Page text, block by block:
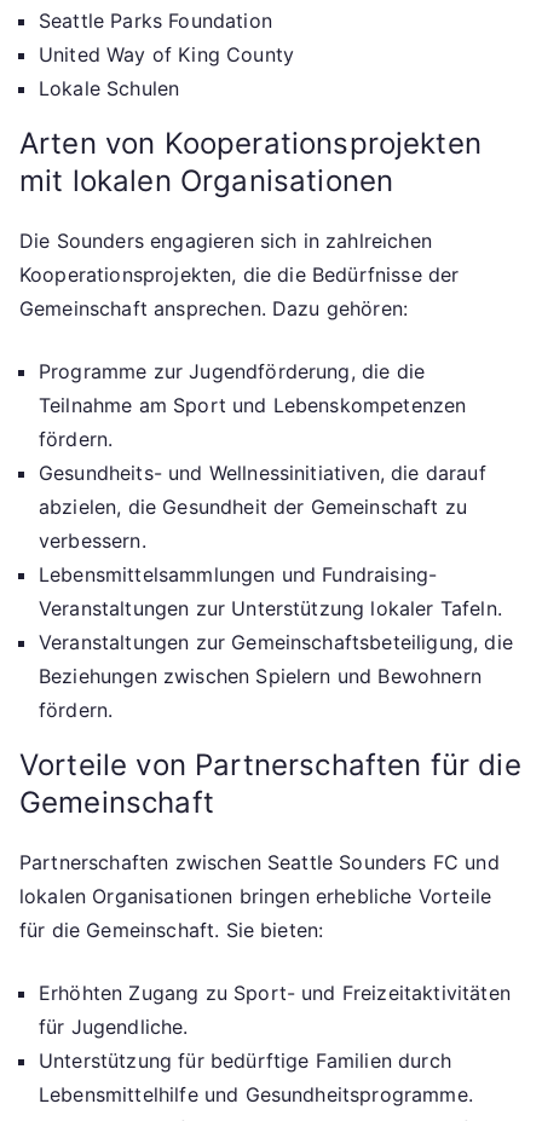
Seattle Parks Foundation
United Way of King County
Lokale Schulen
Arten von Kooperationsprojekten
mit lokalen Organisationen
Die Sounders engagieren sich in zahlreichen
Kooperationsprojekten, die die Bedürfnisse der
Gemeinschaft ansprechen. Dazu gehören:
Programme zur Jugendförderung, die die
Teilnahme am Sport und Lebenskompetenzen
fördern.
Gesundheits- und Wellnessinitiativen, die darauf
abzielen, die Gesundheit der Gemeinschaft zu
verbessern.
Lebensmittelsammlungen und Fundraising-
Veranstaltungen zur Unterstützung lokaler Tafeln.
Veranstaltungen zur Gemeinschaftsbeteiligung, die
Beziehungen zwischen Spielern und Bewohnern
fördern.
Vorteile von Partnerschaften für die
Gemeinschaft
Partnerschaften zwischen Seattle Sounders FC und
lokalen Organisationen bringen erhebliche Vorteile
für die Gemeinschaft. Sie bieten:
Erhöhten Zugang zu Sport- und Freizeitaktivitäten
für Jugendliche.
Unterstützung für bedürftige Familien durch
Lebensmittelhilfe und Gesundheitsprogramme.